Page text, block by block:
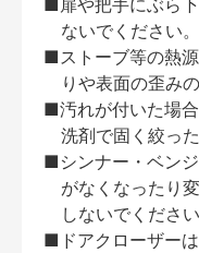
■扉や把手にぶら
ないでください。
■ストーブ等の熱
りや表面の歪み
■汚れが付いた場
洗剤で固く絞っ
■シンナー・ベン
がなくなったり
しないでください
■ドアクローザー